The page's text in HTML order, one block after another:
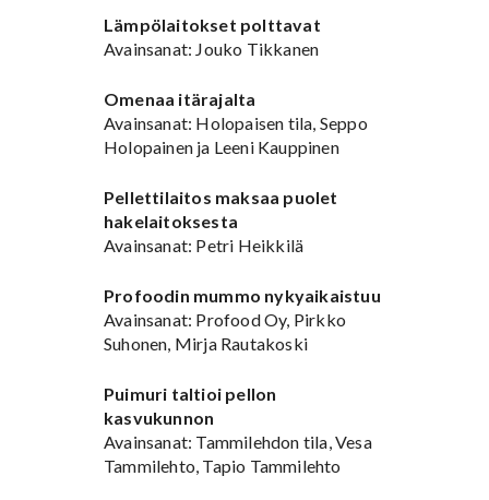
Lämpölaitokset polttavat
Avainsanat: Jouko Tikkanen
Omenaa itärajalta
Avainsanat: Holopaisen tila, Seppo
Holopainen ja Leeni Kauppinen
Pellettilaitos maksaa puolet
hakelaitoksesta
Avainsanat: Petri Heikkilä
Profoodin mummo nykyaikaistuu
Avainsanat: Profood Oy, Pirkko
Suhonen, Mirja Rautakoski
Puimuri taltioi pellon
kasvukunnon
Avainsanat: Tammilehdon tila, Vesa
Tammilehto, Tapio Tammilehto